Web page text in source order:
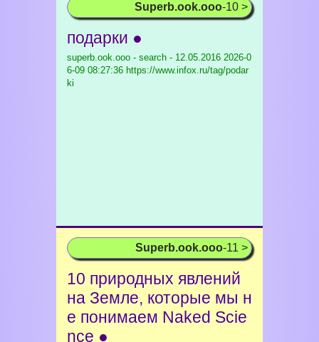
Superb.ook.ooo-10 >
подарки ●
superb.ook.ooo - search - 12.05.2016 2026-0
6-09 08:27:36 https://www.infox.ru/tag/podar
ki
Superb.ook.ooo-11 >
10 природных явлений
на Земле, которые мы н
е понимаем Naked Scie
nce ●